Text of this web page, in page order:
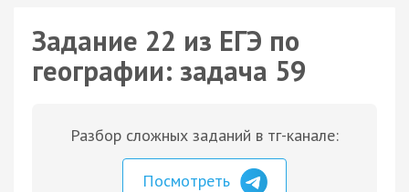
Задание 22 из ЕГЭ по
географии: задача 59
Разбор сложных заданий в тг-канале:
Посмотреть